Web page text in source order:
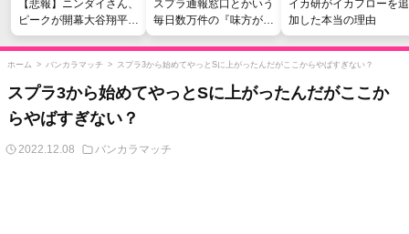
【悲報】ニンダイさん、
ピークが開幕大谷翔平の
がっかりダイレクトだっ
たと言われてしまう
スプラ通報窓口とかいう
毎日数万件の『味方が弱
い』愚痴を読まされる苦
行
イカ研がイカフローを追
加した本当の理由
ホーム > バンカラマッチ > スプラ3から始めてやっとSに上がったんだがここからやばすぎない？
スプラ3から始めてやっとSに上がったんだがここか
らやばすぎない？
2022.12.08 バンカラマッチ